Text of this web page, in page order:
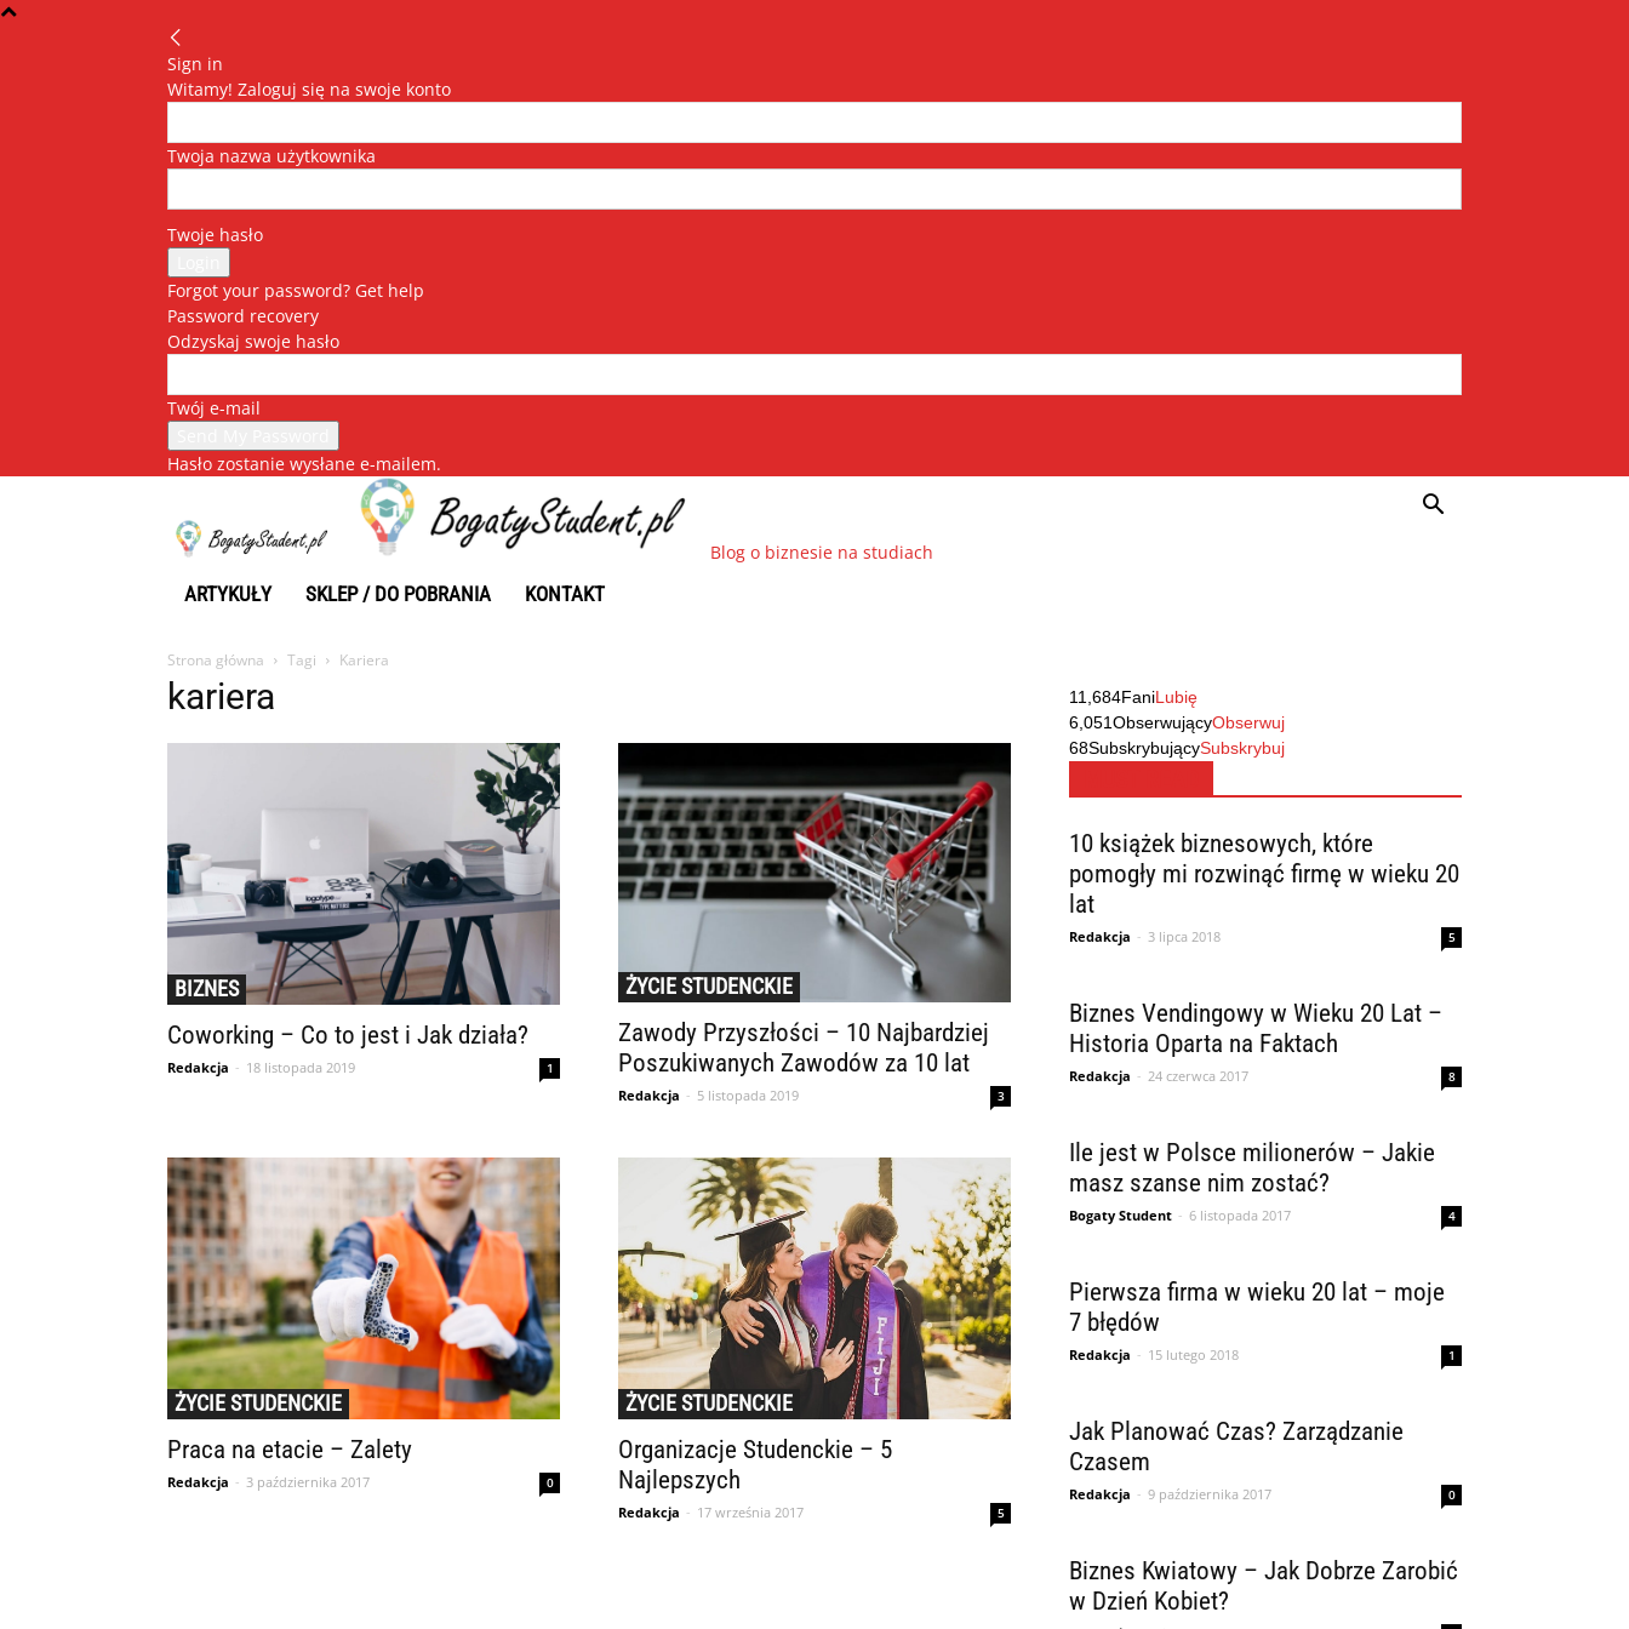
Sign in
Witamy! Zaloguj się na swoje konto
Twoja nazwa użytkownika
Twoje hasło
Forgot your password? Get help
Password recovery
Odzyskaj swoje hasło
Twój e-mail
Hasło zostanie wysłane e-mailem.
Blog o biznesie na studiach
ARTYKUŁY SKLEP / DO POBRANIA KONTAKT
Strona główna Tagi Kariera
kariera
BIZNES
Coworking – Co to jest i Jak działa?
Redakcja - 18 listopada 2019 1
ŻYCIE STUDENCKIE
Zawody Przyszłości – 10 Najbardziej
Poszukiwanych Zawodów za 10 lat
Redakcja - 5 listopada 2019 3
ŻYCIE STUDENCKIE
Praca na etacie – Zalety
Redakcja - 3 października 2017 0
ŻYCIE STUDENCKIE
Organizacje Studenckie – 5
Najlepszych
Redakcja - 17 września 2017 5
11,684FaniLubię
6,051ObserwującyObserwuj
68SubskrybującySubskrybuj
10 książek biznesowych, które
pomogły mi rozwinąć firmę w wieku 20
lat
Redakcja - 3 lipca 2018 5
Biznes Vendingowy w Wieku 20 Lat –
Historia Oparta na Faktach
Redakcja - 24 czerwca 2017 8
Ile jest w Polsce milionerów – Jakie
masz szanse nim zostać?
Bogaty Student - 6 listopada 2017 4
Pierwsza firma w wieku 20 lat – moje
7 błędów
Redakcja - 15 lutego 2018 1
Jak Planować Czas? Zarządzanie
Czasem
Redakcja - 9 października 2017 0
Biznes Kwiatowy – Jak Dobrze Zarobić
w Dzień Kobiet?